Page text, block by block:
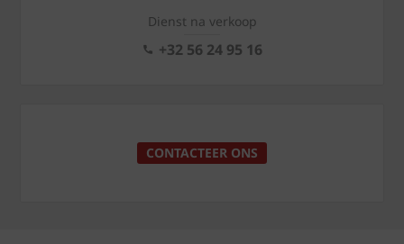
Dienst na verkoop
+32 56 24 95 16
CONTACTEER ONS